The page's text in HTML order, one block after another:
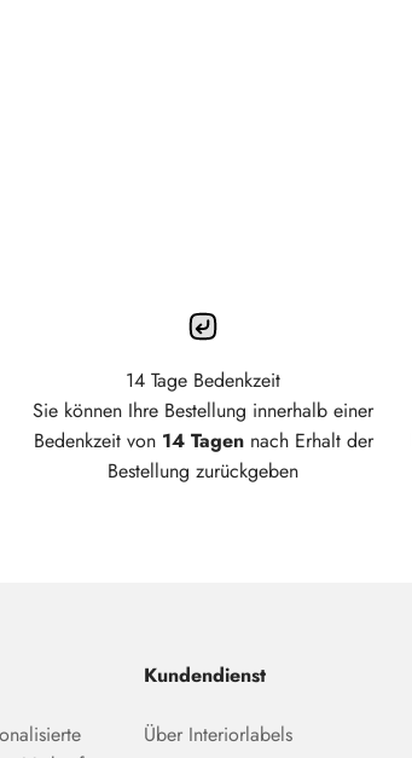
14 Tage Bedenkzeit
Sie können Ihre Bestellung innerhalb einer
Bedenkzeit von 14 Tagennach Erhalt der
Bestellung zurückgeben
Kundendienst
Über Interiorlabels